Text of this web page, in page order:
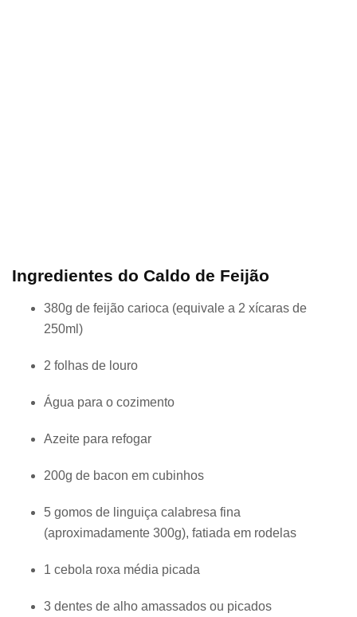
Ingredientes do Caldo de Feijão
380g de feijão carioca (equivale a 2 xícaras de
250ml)
2 folhas de louro
Água para o cozimento
Azeite para refogar
200g de bacon em cubinhos
5 gomos de linguiça calabresa fina
(aproximadamente 300g), fatiada em rodelas
1 cebola roxa média picada
3 dentes de alho amassados ou picados